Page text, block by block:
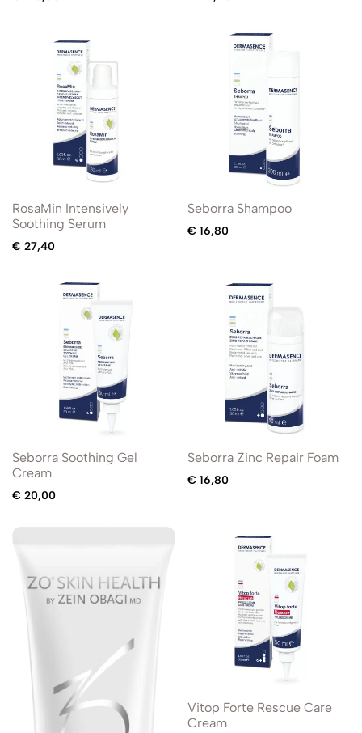
RosaMin Intensively
Soothing Serum
€ 27,40
Seborra Shampoo
€ 16,80
Seborra Soothing Gel
Cream
€ 20,00
Seborra Zinc Repair Foam
€ 16,80
Vitop Forte Rescue Care
Cream